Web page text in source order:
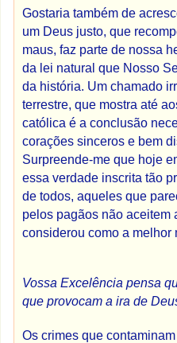
Gostaria também de
um Deus justo, que
maus, faz parte de nossa
da lei natural que Nosso
da história. Um chamado
terrestre, que mostra até
católica é a conclusão
corações sinceros e bem
Surpreende-me que hoje
essa verdade inscrita tão
de todos, aqueles que
pelos pagãos não aceitem
considerou como a melhor
Vossa Excelência pensa
que provocam a ira de
Os crimes que